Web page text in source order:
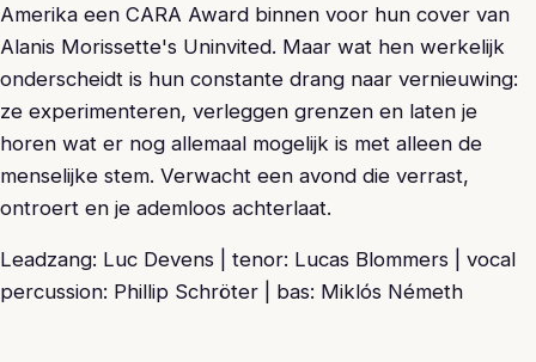
Amerika een CARA Award binnen voor hun cover van
Alanis Morissette's Uninvited. Maar wat hen werkelijk
onderscheidt is hun constante drang naar vernieuwing:
ze experimenteren, verleggen grenzen en laten je
horen wat er nog allemaal mogelijk is met alleen de
menselijke stem. Verwacht een avond die verrast,
ontroert en je ademloos achterlaat.
Leadzang: Luc Devens | tenor: Lucas Blommers | vocal
percussion: Phillip Schröter | bas: Miklós Németh